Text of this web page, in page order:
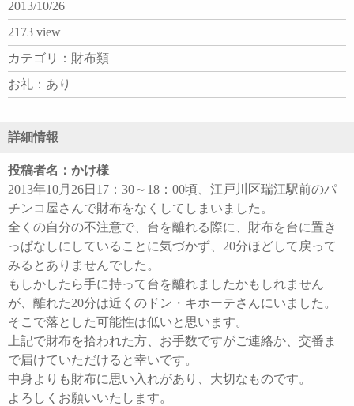
2013/10/26
2173 view
カテゴリ：財布類
お礼：あり
詳細情報
投稿者名：かけ様
2013年10月26日17：30～18：00頃、江戸川区瑞江駅前のパ
チンコ屋さんで財布をなくしてしまいました。
全くの自分の不注意で、台を離れる際に、財布を台に置き
っぱなしにしていることに気づかず、20分ほどして戻って
みるとありませんでした。
もしかしたら手に持って台を離れましたかもしれません
が、離れた20分は近くのドン・キホーテさんにいました。
そこで落とした可能性は低いと思います。
上記で財布を拾われた方、お手数ですがご連絡か、交番ま
で届けていただけると幸いです。
中身よりも財布に思い入れがあり、大切なものです。
よろしくお願いいたします。